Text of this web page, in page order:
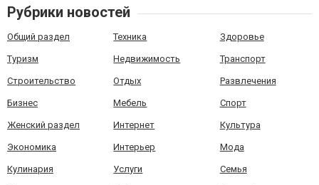
Рубрики новостей
Общий раздел Техника Здоровье
Туризм Недвижимость Транспорт
Строительство Отдых Развлечения
Бизнес Мебель Спорт
Женский раздел Интернет Культура
Экономика Интерьер Мода
Кулинария Услуги Семья